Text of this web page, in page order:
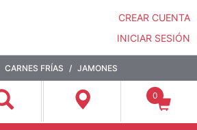
CREAR CUENTA
INICIAR SESIÓN
CARNES FRÍAS JAMONES
0